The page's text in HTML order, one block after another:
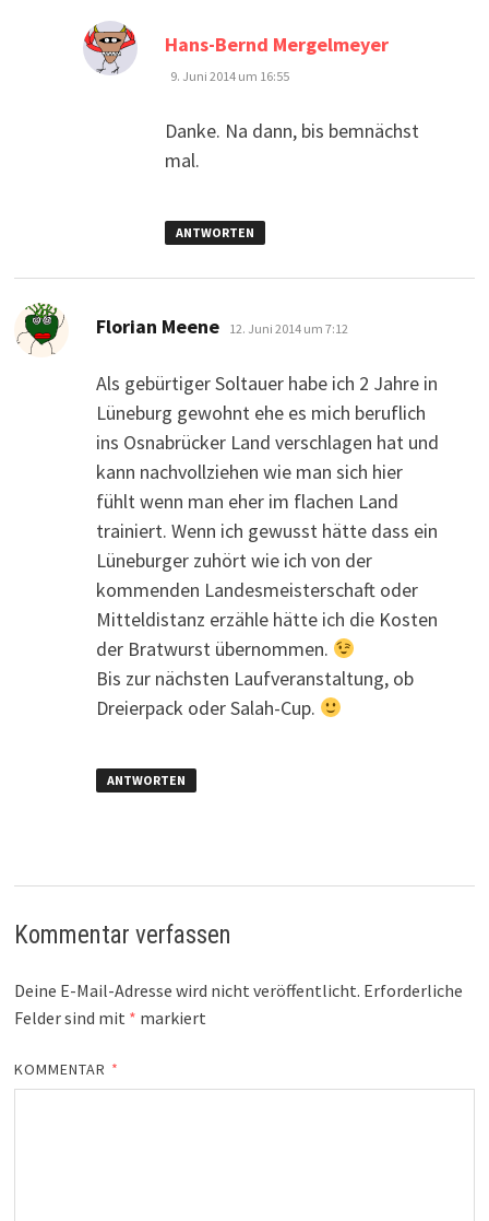
Hans-Bernd Mergelmeyer
9. Juni 2014 um 16:55
Danke. Na dann, bis bemnächst
mal.
ANTWORTEN
Florian Meene sagt:
12. Juni 2014 um 7:12
Als gebürtiger Soltauer habe ich 2 Jahre in
Lüneburg gewohnt ehe es mich beruflich
ins Osnabrücker Land verschlagen hat und
kann nachvollziehen wie man sich hier
fühlt wenn man eher im flachen Land
trainiert. Wenn ich gewusst hätte dass ein
Lüneburger zuhört wie ich von der
kommenden Landesmeisterschaft oder
Mitteldistanz erzähle hätte ich die Kosten
der Bratwurst übernommen.
Bis zur nächsten Laufveranstaltung, ob
Dreierpack oder Salah-Cup.
ANTWORTEN
Kommentar verfassen
Deine E-Mail-Adresse wird nicht veröffentlicht. Erforderliche
Felder sind mit * markiert
KOMMENTAR *